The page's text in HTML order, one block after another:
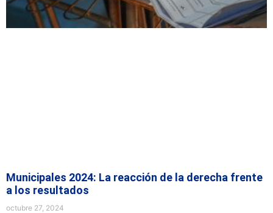
Municipales 2024: La reacción de la derecha frente
a los resultados
octubre 27, 2024